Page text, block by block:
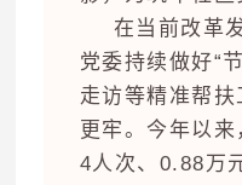
在当前改革
党委持续做好“
走访等精准帮
更牢。今年以
4人次、0.88万